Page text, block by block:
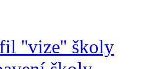
''vize'' školy